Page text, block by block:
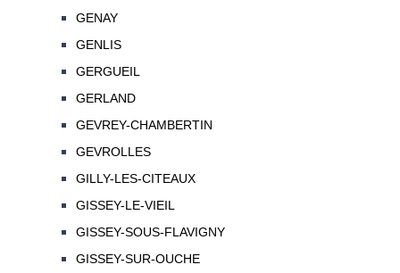
GENAY
GENLIS
GERGUEIL
GERLAND
GEVREY-CHAMBERTIN
GEVROLLES
GILLY-LES-CITEAUX
GISSEY-LE-VIEIL
GISSEY-SOUS-FLAVIGNY
GISSEY-SUR-OUCHE